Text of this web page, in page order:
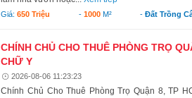
Giá:650 Triệu - 1000M² -Đất Trồng
CHÍNH CHỦ CHO THUÊ PHÒNG TRỌ
CHỮ Y
2026-08-06 11:23:23
Chính Chủ Cho Thuê Phòng Trọ Quận 8, TP